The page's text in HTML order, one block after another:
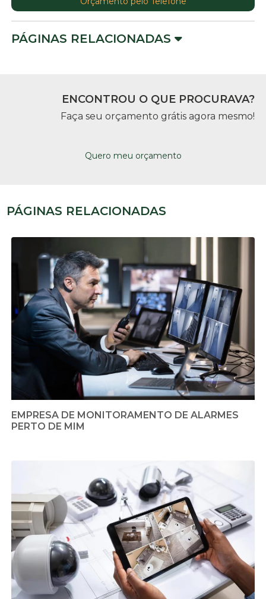
PÁGINAS RELACIONADAS
ENCONTROU O QUE PROCURAVA?
Faça seu orçamento grátis agora mesmo!
Quero meu orçamento
PÁGINAS RELACIONADAS
EMPRESA DE MONITORAMENTO DE ALARMES
PERTO DE MIM